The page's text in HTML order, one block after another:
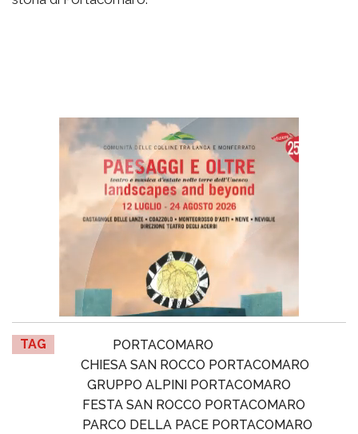
TAG
PORTACOMARO
CHIESA SAN ROCCO PORTACOMARO
GRUPPO ALPINI PORTACOMARO
FESTA SAN ROCCO PORTACOMARO
PARCO DELLA PACE PORTACOMARO